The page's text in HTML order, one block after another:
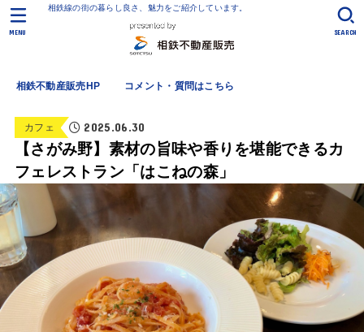
相鉄線の街の暮らし良さ、魅力をご紹介しています。
相鉄不動産販売HP コメント・質問はこちら
SEARCH
MENU
カフェ 2025.06.30
【さがみ野】素材の旨味や香りを堪能できるカ
フェレストラン「はこねの森」